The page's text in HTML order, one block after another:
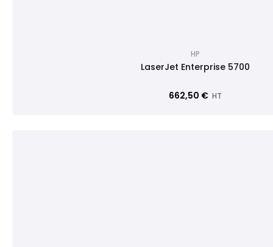
HP
LaserJet Enterprise 5700
662,50 € HT